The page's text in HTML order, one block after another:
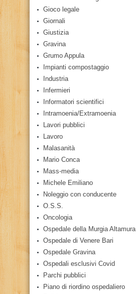
Gioco legale
Giornali
Giustizia
Gravina
Grumo Appula
Impianti compostaggio
Industria
Infermieri
Informatori scientifici
Intramoenia/Extramoenia
Lavori pubblici
Lavoro
Malasanità
Mario Conca
Mass-media
Michele Emiliano
Noleggio con conducente
O.S.S.
Oncologia
Ospedale della Murgia Altamura
Ospedale di Venere Bari
Ospedale Gravina
Ospedali esclusivi Covid
Parchi pubblici
Piano di riordino ospedaliero